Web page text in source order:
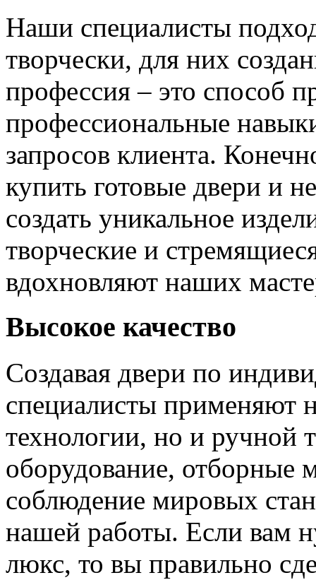
Наши специалисты
творчески, для них
профессия – это способ
профессиональные
запросов клиента.
купить готовые двери и
создать уникальное
творческие и
вдохновляют наших
Высокое качество
Создавая двери по
специалисты применяют
технологии, но и ручной
оборудование, отборные
соблюдение мировых
нашей работы. Если вам
люкс, то вы правильно